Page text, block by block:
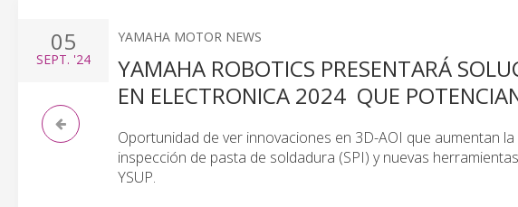
05
SEPT. '24
YAMAHA MOTOR NEWS
YAMAHA ROBOTICS PRESENTARÁ
EN ELECTRONICA 2024 QUE
Oportunidad de ver innovaciones en 3D-AOI que aumentan
inspección de pasta de soldadura (SPI) y nuevas
YSUP.